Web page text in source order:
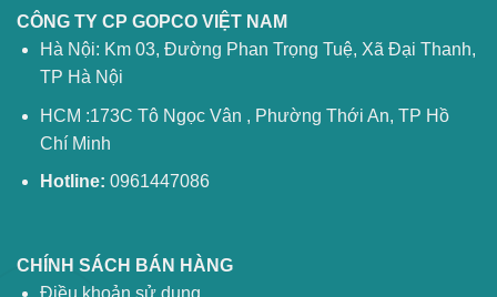
CÔNG TY CP GOPCO VIỆT NAM
Hà Nội: Km 03, Đường Phan Trọng Tuệ, Xã Đại Thanh,
TP Hà Nội
HCM :173C Tô Ngọc Vân , Phường Thới An, TP Hồ
Chí Minh
Hotline: 0961447086
CHÍNH SÁCH BÁN HÀNG
Điều khoản sử dụng